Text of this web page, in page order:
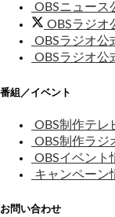
OBSニュース
OBSラジオ
OBSラジオ公
OBSラジオ公
番組／イベント
OBS制作テレ
OBS制作ラジ
OBSイベント
キャンペーン
お問い合わせ